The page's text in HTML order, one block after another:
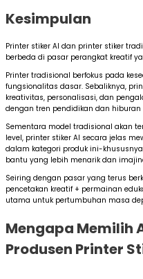
Kesimpulan
Printer stiker AI dan printer stiker
berbeda di pasar perangkat kreatif
Printer tradisional berfokus pada
fungsionalitas dasar. Sebaliknya,
kreativitas, personalisasi, dan
dengan tren pendidikan dan hiburan
Sementara model tradisional akan
level, printer stiker AI secara jelas
dalam kategori produk ini-
bantu yang lebih menarik dan
Seiring dengan pasar yang terus
pencetakan kreatif + permainan
utama untuk pertumbuhan masa
Mengapa Memilih
Produsen Printer